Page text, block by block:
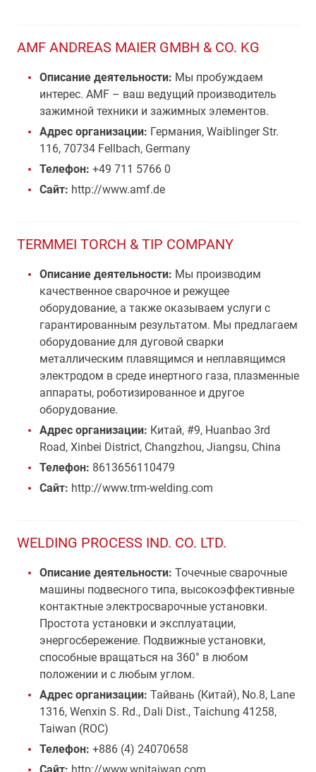
AMF ANDREAS MAIER GMBH & CO. KG
Описание деятельности: Мы пробуждаем
интерес. AMF – ваш ведущий производитель
зажимной техники и зажимных элементов.
Адрес организации: Германия, Waiblinger Str.
116, 70734 Fellbach, Germany
Телефон: +49 711 5766 0
Сайт: http://www.amf.de
TERMMEI TORCH & TIP COMPANY
Описание деятельности: Мы производим
качественное сварочное и режущее
оборудование, а также оказываем услуги с
гарантированным результатом. Мы предлагаем
оборудование для дуговой сварки
металлическим плавящимся и неплавящимся
электродом в среде инертного газа, плазменные
аппараты, роботизированное и другое
оборудование.
Адрес организации: Китай, #9, Huanbao 3rd
Road, Xinbei District, Changzhou, Jiangsu, China
Телефон: 8613656110479
Сайт: http://www.trm-welding.com
WELDING PROCESS IND. CO. LTD.
Описание деятельности: Точечные сварочные
машины подвесного типа, высокоэффективные
контактные электросварочные установки.
Простота установки и эксплуатации,
энергосбережение. Подвижные установки,
способные вращаться на 360° в любом
положении и с любым углом.
Адрес организации: Тайвань (Китай), No.8, Lane
1316, Wenxin S. Rd., Dali Dist., Taichung 41258,
Taiwan (ROC)
Телефон: +886 (4) 24070658